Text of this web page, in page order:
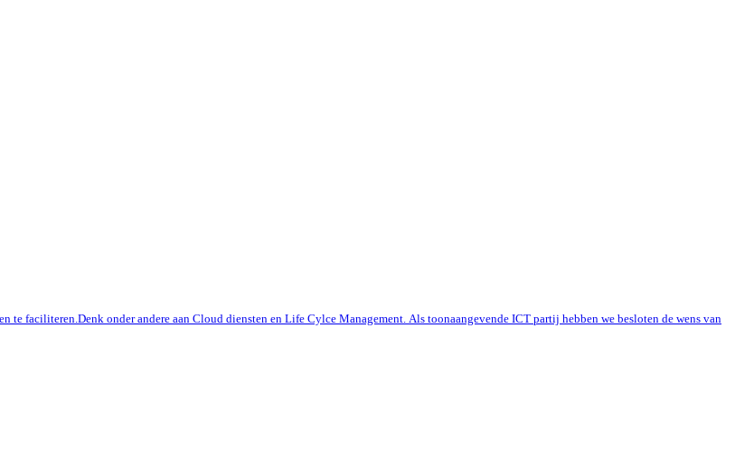
te faciliteren.Denk onder andere aan Cloud diensten en Life Cylce Management. Als toonaangevende ICT partij hebben we besloten de wens van